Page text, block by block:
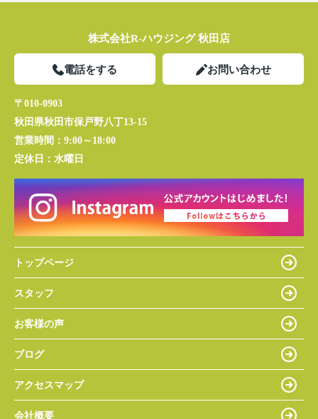
株式会社R-ハウジング 秋田店
電話をする お問い合わせ
〒010-0903
秋田県秋田市保戸野八丁13-15
営業時間： 9:00～18:00
定休日： 水曜日
トップページ
スタッフ
お客様の声
ブログ
アクセスマップ
会社概要